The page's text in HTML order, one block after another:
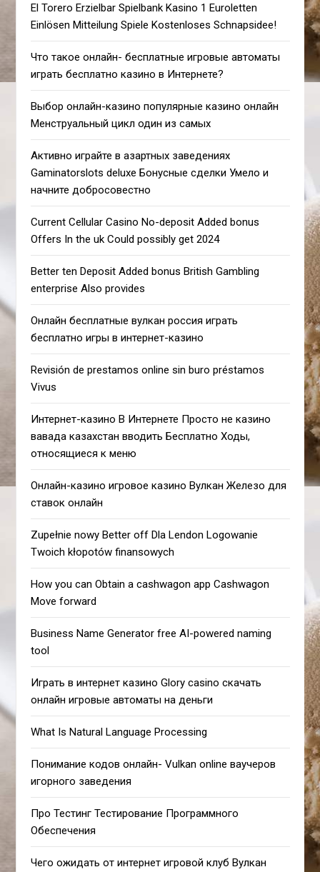
El Torero Erzielbar Spielbank Kasino 1 Euroletten
Einlösen Mitteilung Spiele Kostenloses Schnapsidee!
Что такое онлайн- бесплатные игровые автоматы
играть бесплатно казино в Интернете?
Выбор онлайн-казино популярные казино онлайн
Менструальный цикл один из самых
Активно играйте в азартных заведениях
Gaminatorslots deluxe Бонусные сделки Умело и
начните добросовестно
Current Cellular Casino No-deposit Added bonus
Offers In the uk Could possibly get 2024
Better ten Deposit Added bonus British Gambling
enterprise Also provides
Онлайн бесплатные вулкан россия играть
бесплатно игры в интернет-казино
Revisión de prestamos online sin buro préstamos
Vivus
Интернет-казино В Интернете Просто не казино
вавада казахстан вводить Бесплатно Ходы,
относящиеся к меню
Онлайн-казино игровое казино Вулкан Железо для
ставок онлайн
Zupełnie nowy Better off Dla Lendon Logowanie
Twoich kłopotów finansowych
How you can Obtain a cashwagon app Cashwagon
Move forward
Business Name Generator free AI-powered naming
tool
Играть в интернет казино Glory casino скачать
онлайн игровые автоматы на деньги
What Is Natural Language Processing
Понимание кодов онлайн- Vulkan online ваучеров
игорного заведения
Про Тестинг Тестирование Программного
Обеспечения
Чего ожидать от интернет игровой клуб Вулкан